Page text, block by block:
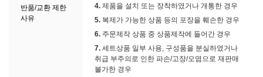
반품/교환 제한
사유
4. 제품을 설치 또는 장착하였거나 개통한 경우
5. 복제가 가능한 상품 등의 포장을 훼손한 경우
6. 주문제작 상품 중 상품제작에 들어간 경우
7. 세트상품 일부 사용, 구성품을 분실하였거나
취급 부주의로 인한 파손/고장/오염으로 재판매
불가한 경우